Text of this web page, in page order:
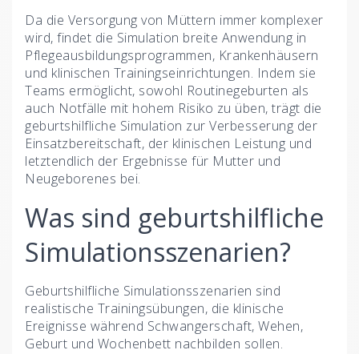
Da die Versorgung von Müttern immer komplexer
wird, findet die Simulation breite Anwendung in
Pflegeausbildungsprogrammen, Krankenhäusern
und klinischen Trainingseinrichtungen. Indem sie
Teams ermöglicht, sowohl Routinegeburten als
auch Notfälle mit hohem Risiko zu üben, trägt die
geburtshilfliche Simulation zur Verbesserung der
Einsatzbereitschaft, der klinischen Leistung und
letztendlich der Ergebnisse für Mutter und
Neugeborenes bei.
Was sind geburtshilfliche
Simulationsszenarien?
Geburtshilfliche Simulationsszenarien sind
realistische Trainingsübungen, die klinische
Ereignisse während Schwangerschaft, Wehen,
Geburt und Wochenbett nachbilden sollen.